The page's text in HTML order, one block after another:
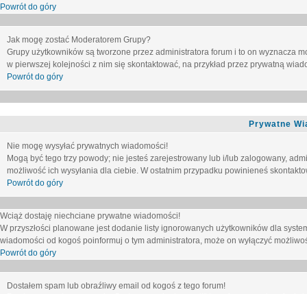
Powrót do góry
Jak mogę zostać Moderatorem Grupy?
Grupy użytkowników są tworzone przez administratora forum i to on wyznacza
w pierwszej kolejności z nim się skontaktować, na przykład przez prywatną
Powrót do góry
Prywatne
Nie mogę wysyłać prywatnych wiadomości!
Mogą być tego trzy powody; nie jesteś zarejestrowany lub i/lub zalogowany,
możliwość ich wysyłania dla ciebie. W ostatnim przypadku powinieneś
Powrót do góry
Wciąż dostaję niechciane prywatne wiadomości!
W przyszłości planowane jest dodanie listy ignorowanych użytkowników dla
wiadomości od kogoś poinformuj o tym administratora, może on wyłączyć
Powrót do góry
Dostałem spam lub obraźliwy email od kogoś z tego forum!